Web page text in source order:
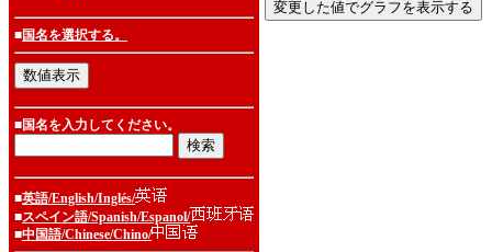
■国名を選択する。
■国名を入力してください。
■英語/English/Inglés/
■スペイン語/Spanish/Espanol/
■中国語/Chinese/Chino/